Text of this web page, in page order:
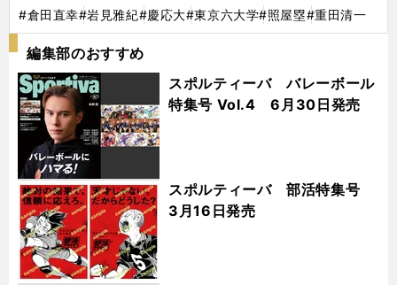
#倉田直幸#岩見雅紀#慶応大#東京六大学#照屋塁#重田清一
編集部のおすすめ
スポルティーバ バレーボール
特集号 Vol.4 6月30日発売
スポルティーバ 部活特集号
3月16日発売